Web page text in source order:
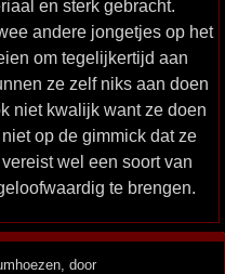
en sterk gebracht.
andere jongetjes op het
om tegelijkertijd aan
ze zelf niks aan doen
niet kwalijk want ze doen
op de gimmick dat ze
wel een soort van
te brengen.
door